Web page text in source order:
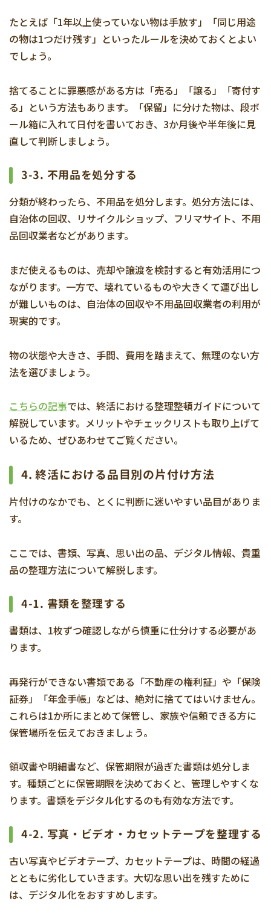
たとえば「1年以上使っていない物は手放す」「同じ用途
の物は1つだけ残す」といったルールを決めておくとよい
でしょう。
捨てることに罪悪感がある方は「売る」「譲る」「寄付す
る」という方法もあります。「保留」に分けた物は、段ボ
ール箱に入れて日付を書いておき、3か月後や半年後に見
直して判断しましょう。
3-3. 不用品を処分する
分類が終わったら、不用品を処分します。処分方法には、
自治体の回収、リサイクルショップ、フリマサイト、不用
品回収業者などがあります。
まだ使えるものは、売却や譲渡を検討すると有効活用につ
ながります。一方で、壊れているものや大きくて運び出し
が難しいものは、自治体の回収や不用品回収業者の利用が
現実的です。
物の状態や大きさ、手間、費用を踏まえて、無理のない方
法を選びましょう。
こちらの記事では、終活における整理整頓ガイドについて
解説しています。メリットやチェックリストも取り上げて
いるため、ぜひあわせてご覧ください。
4. 終活における品目別の片付け方法
片付けのなかでも、とくに判断に迷いやすい品目がありま
す。
ここでは、書類、写真、思い出の品、デジタル情報、貴重
品の整理方法について解説します。
4-1. 書類を整理する
書類は、1枚ずつ確認しながら慎重に仕分けする必要があ
ります。
再発行ができない書類である「不動産の権利証」や「保険
証券」「年金手帳」などは、絶対に捨ててはいけません。
これらは1か所にまとめて保管し、家族や信頼できる方に
保管場所を伝えておきましょう。
領収書や明細書など、保管期限が過ぎた書類は処分しま
す。種類ごとに保管期限を決めておくと、管理しやすくな
ります。書類をデジタル化するのも有効な方法です。
4-2. 写真・ビデオ・カセットテープを整理する
古い写真やビデオテープ、カセットテープは、時間の経過
とともに劣化していきます。大切な思い出を残すために
は、デジタル化をおすすめします。